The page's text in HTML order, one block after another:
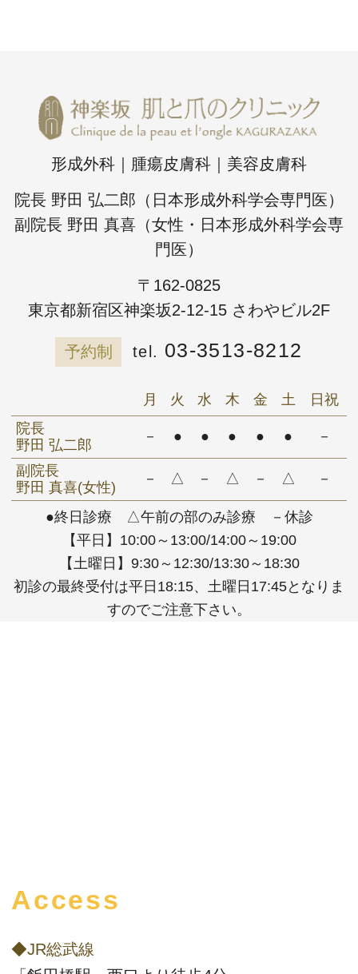
形成外科｜腫瘍皮膚科｜美容皮膚科
院長 野田 弘二郎（日本形成外科学会専門医）
副院長 野田 真喜（女性・日本形成外科学会専
門医）
〒162-0825
東京都新宿区神楽坂2-12-15 さわやビル2F
予約制 03-3513-8212
●終日診療 △午前の部のみ診療 －休診
【平日】10:00～13:00/14:00～19:00
【土曜日】9:30～12:30/13:30～18:30
初診の最終受付は平日18:15、土曜日17:45となりま
すのでご注意下さい。
月 火 水 木 金 土
日祝
院長
野田 弘二郎
－ ● ● ● ● ● －
副院長
野田 真喜(女性)
－ △ － △ － △ －
Access
◆JR総武線